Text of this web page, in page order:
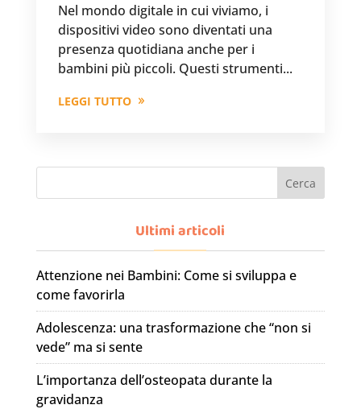
Nel mondo digitale in cui viviamo, i
dispositivi video sono diventati una
presenza quotidiana anche per i
bambini più piccoli. Questi strumenti...
LEGGI TUTTO
Cerca
Ultimi articoli
Attenzione nei Bambini: Come si sviluppa e
come favorirla
Adolescenza: una trasformazione che “non si
vede” ma si sente
L’importanza dell’osteopata durante la
gravidanza